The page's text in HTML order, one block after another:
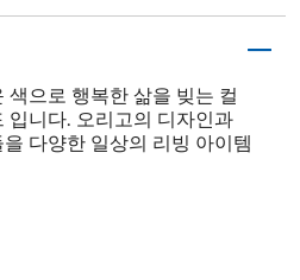
으로 행복한 삶을 빚는 컬
입니다. 오리고의 디자인과
다양한 일상의 리빙 아이템